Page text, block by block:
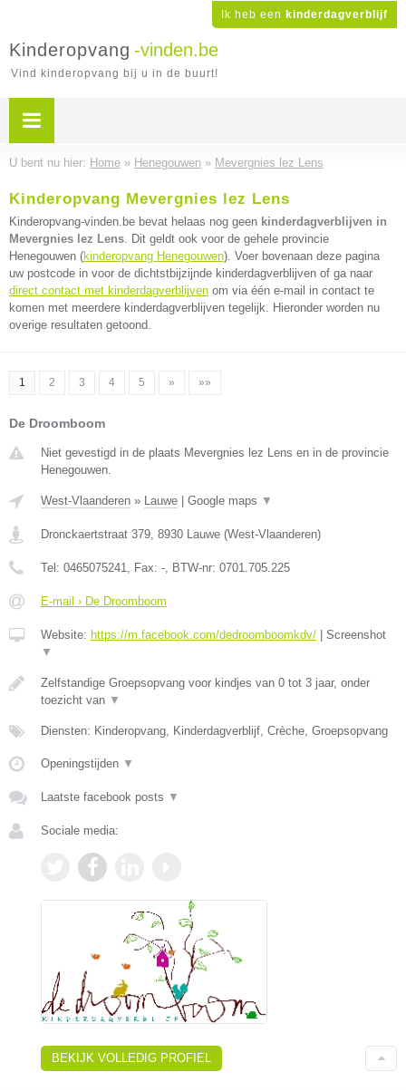
Ik heb een kinderdagverblijf
Kinderopvang -vinden.be
Vind kinderopvang bij u in de buurt!
U bent nu hier: Home » Henegouwen » Mevergnies lez Lens
Kinderopvang Mevergnies lez Lens
Kinderopvang-vinden.be bevat helaas nog geen kinderdagverblijven in
Mevergnies lez Lens. Dit geldt ook voor de gehele provincie
Henegouwen (kinderopvang Henegouwen). Voer bovenaan deze pagina
uw postcode in voor de dichtstbijzijnde kinderdagverblijven of ga naar
direct contact met kinderdagverblijven om via één e-mail in contact te
komen met meerdere kinderdagverblijven tegelijk. Hieronder worden nu
overige resultaten getoond.
1 2 3 4 5 » »»
De Droomboom
Niet gevestigd in de plaats Mevergnies lez Lens en in de provincie
Henegouwen.
West-Vlaanderen » Lauwe Google maps ▼
Dronckaertstraat 379, 8930 Lauwe (West-Vlaanderen)
Tel: 0465075241, Fax: -, BTW-nr: 0701.705.225
E-mail › De Droomboom
Website: https://m.facebook.com/dedroomboomkdv/
Screenshot
▼
Zelfstandige Groepsopvang voor kindjes van 0 tot 3 jaar, onder
toezicht van ▼
Diensten: Kinderopvang, Kinderdagverblijf, Crèche, Groepsopvang
Openingstijden ▼
Laatste facebook posts ▼
Sociale media:
BEKIJK VOLLEDIG PROFIEL